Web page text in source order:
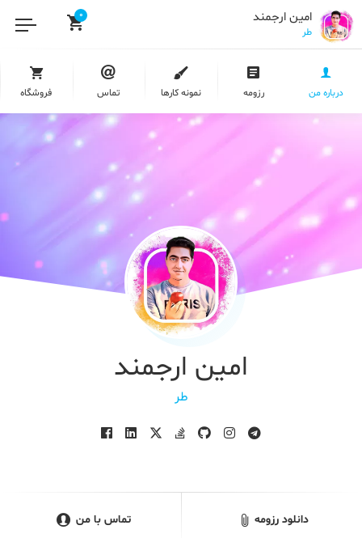
امین ارجمند
طراحی سایت با
0
درباره من رزومه نمونه کارها تماس فروشگاه
امین ارجمند
طراحی سایت با P
دانلود رزومه تماس با من